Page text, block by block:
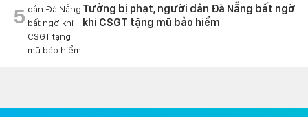
5
Tưởng bị phạt, người dân Đà Nẵng bất ngờ
khi CSGT tặng mũ bảo hiểm